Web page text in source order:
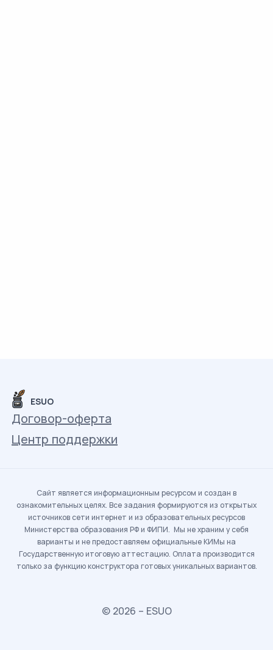
ESUO
Договор-оферта
Центр поддержки
Сайт является информационным ресурсом и создан в
ознакомительных целях. Все задания формируются из открытых
источников сети интернет и из образовательных ресурсов
Министерства образования РФ и ФИПИ. Мы не храним у себя
варианты и не предоставляем официальные КИМы на
Государственную итоговую аттестацию. Оплата производится
только за функцию конструктора готовых уникальных вариантов.
© 2026 – ESUO